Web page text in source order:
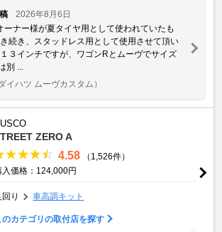
2026年8月6日
ーナー様が夏タイヤ用として使われていたも
続き、スタッドレス用として使用させて頂い
３インチですが、ワゴンRとムーヴでサイズ
...
イハツ ムーヴカスタム）
ZERO A
4.58
（1,526件）
入価格：124,000円
回り 車高調キット
のカテゴリの取付店を探す